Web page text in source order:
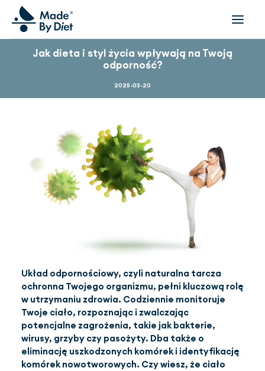
DLA FIRM I ORGANIZACJI
FILMY
INSPIRACJE
ZESPÓŁ
PL(PLN)
Jak dieta i styl życia wpływają na Twoją
odporność?
2025-03-20
Układ odpornościowy, czyli naturalna tarcza
ochronna Twojego organizmu, pełni kluczową rolę
w utrzymaniu zdrowia. Codziennie monitoruje
Twoje ciało, rozpoznając i zwalczając
potencjalne zagrożenia, takie jak bakterie,
wirusy, grzyby czy pasożyty. Dba także o
eliminację uszkodzonych komórek i identyfikację
komórek nowotworowych. Czy wiesz, że ciało